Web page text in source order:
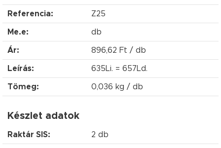
Referencia: Z25
Me.e: db
Ár: 896,62 Ft / db
Leírás: 635Li. = 657Ld.
Tömeg: 0,036 kg / db
Készlet adatok
Raktár SIS: 2 db